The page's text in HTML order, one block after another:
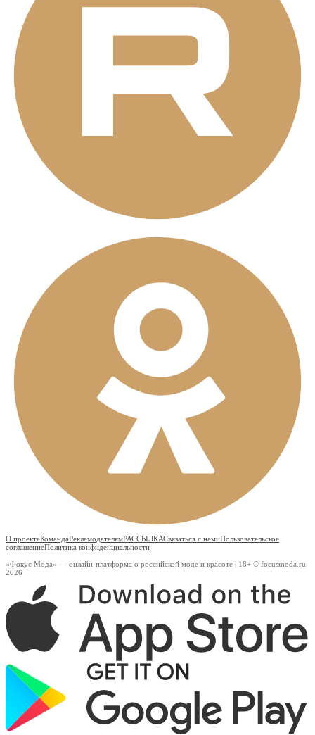
О проектеКомандаРекламодателямРАССЫЛКАСвязаться с намиПользовательское
соглашениеПолитика конфиденциальности
«Фокус Мода» — онлайн-платформа о российской моде и красоте | 18+ © focusmoda.ru
2026